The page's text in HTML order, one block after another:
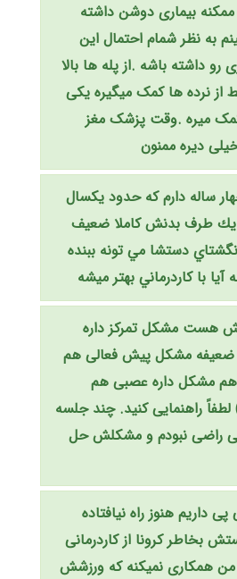
بیماری دوشن داشته
به نظر شمام احتمال این
داشته باشه .از پله ها بالا
از نرده ها کمک میگیره یکی
میره .وقت پزشک مغز
دیره ممنون
ساله دارم كه حدود يكسال
طرف بدنش كاملا ضعيف
دستشا مي تونه ببنده
آيا با كاردرماني بهتر ميشه
11 سالش هست مشکل تمرکز داره
مشکل پیش فعالی هم
مشکل داره عصبی هم
راهنمایی کنید. چند جلسه
راضی نبودم و مشکلش حل
داریم هنوز راه نیافتاده
بخاطر کرونا از کاردرمانی
من همکاری نمیکنه که ورزشش